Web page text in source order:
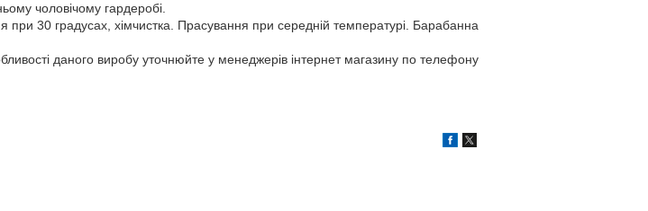
чоловічому гардеробі.
30 градусах, хімчистка. Прасування при середній температурі. Барабанна
даного виробу уточнюйте у менеджерів інтернет магазину по телефону